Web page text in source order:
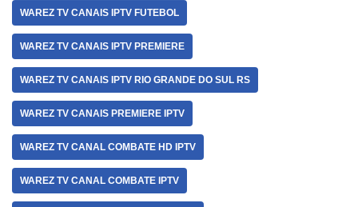
WAREZ TV CANAIS IPTV FUTEBOL
WAREZ TV CANAIS IPTV PREMIERE
WAREZ TV CANAIS IPTV RIO GRANDE DO SUL RS
WAREZ TV CANAIS PREMIERE IPTV
WAREZ TV CANAL COMBATE HD IPTV
WAREZ TV CANAL COMBATE IPTV